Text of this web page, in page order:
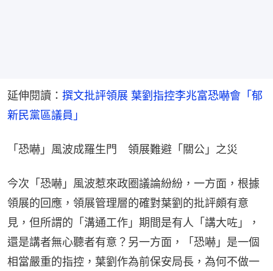
延伸閱讀： 撰文批評領展 葉劉指控李兆富恐嚇會「郁
新民黨區議員」
「恐嚇」風波成羅生門　領展難避「關公」之災
今次「恐嚇」風波惹來政圈議論紛紛，一方面，根據
領展的回應，領展管理層的確對葉劉的批評頗有意
見，但所謂的「溝通工作」期間是有人「講大咗」，
還是講者無心聽者有意？另一方面，「恐嚇」是一個
相當嚴重的指控，葉劉作為前保安局長，為何不做一